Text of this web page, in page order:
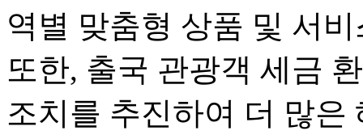
역별 맞춤형 상품 및 서
또한, 출국 관광객 세금
조치를 추진하여 더 많은